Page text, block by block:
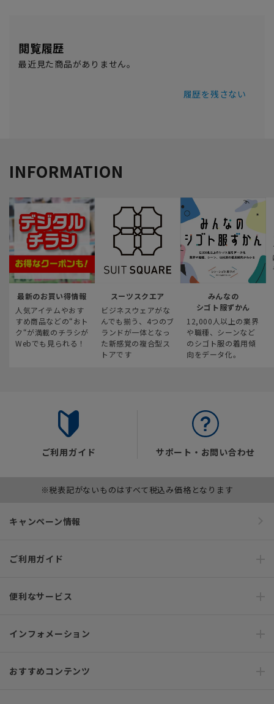
閲覧履歴
最近見た商品がありません。
履歴を残さない
INFORMATION
最新のお買い得情報
人気アイテムやおす
すめ商品などの“おト
ク“が満載のチラシが
Webでも見られる！
スーツスクエア
ビジネスウェアがな
んでも揃う、4つのブ
ランドが一体となっ
た新感覚の複合型ス
トアです
みんなの
シゴト服ずかん
12,000人以上の業界
や職種、シーンなど
のシゴト服の着用傾
向をデータ化。
ご利用ガイド サポート・お問い合わせ
※税表記がないものはすべて税込み価格となります
キャンペーン情報
ご利用ガイド
便利なサービス
インフォメーション
おすすめコンテンツ